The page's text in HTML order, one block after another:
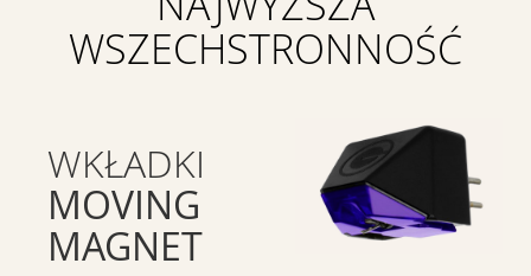
WSZECHSTRONNOŚĆ
WKŁADKI
MOVING
MAGNET